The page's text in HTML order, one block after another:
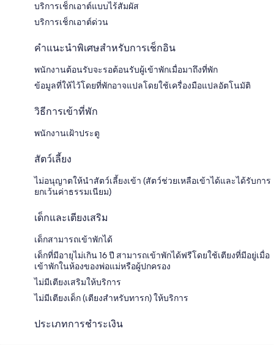
บริการเช็กเอาต์แบบไร้สัมผัส
บริการเช็กเอาต์ด่วน
คำแนะนำพิเศษสำหรับการเช็กอิน
พนักงานต้อนรับจะรอต้อนรับผู้เข้าพักเมื่อมาถึงที่พัก
ข้อมูลที่ให้ไว้โดยที่พักอาจแปลโดยใช้เครื่องมือแปลอัตโนมัติ
วิธีการเข้าที่พัก
พนักงานเฝ้าประตู
สัตว์เลี้ยง
ไม่อนุญาตให้นำสัตว์เลี้ยงเข้า (สัตว์ช่วยเหลือเข้าได้และได้รับการ
ยกเว้นค่าธรรมเนียม)
เด็กและเตียงเสริม
เด็กสามารถเข้าพักได้
เด็กที่มีอายุไม่เกิน 16 ปี สามารถเข้าพักได้ฟรีโดยใช้เตียงที่มีอยู่เมื่อ
เข้าพักในห้องของพ่อแม่หรือผู้ปกครอง
ไม่มีเตียงเสริมให้บริการ
ไม่มีเตียงเด็ก (เตียงสำหรับทารก) ให้บริการ
ประเภทการชำระเงิน